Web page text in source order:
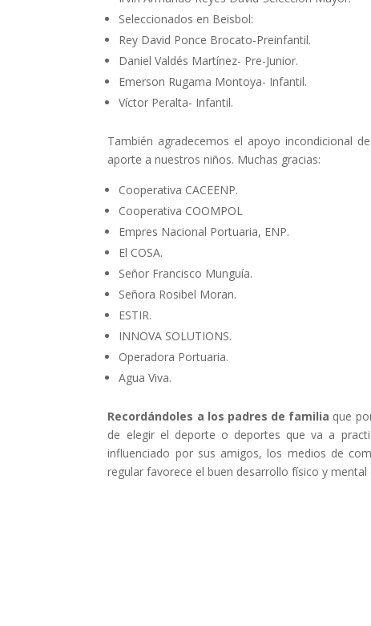
Seleccionados en Beisbol:
Rey David Ponce Brocato-Preinfantil.
Daniel Valdés Martínez- Pre-Junior.
Emerson Rugama Montoya- Infantil.
Víctor Peralta- Infantil.
También agradecemos el apoyo incondicional
aporte a nuestros niños. Muchas gracias:
Cooperativa CACEENP.
Cooperativa COOMPOL
Empres Nacional Portuaria, ENP.
El COSA.
Señor Francisco Munguía.
Señora Rosibel Moran.
ESTIR.
INNOVA SOLUTIONS.
Operadora Portuaria.
Agua Viva.
Recordándoles a los padres de familia que
de elegir el deporte o deportes que va a
influenciado por sus amigos, los medios de
regular favorece el buen desarrollo físico y mental